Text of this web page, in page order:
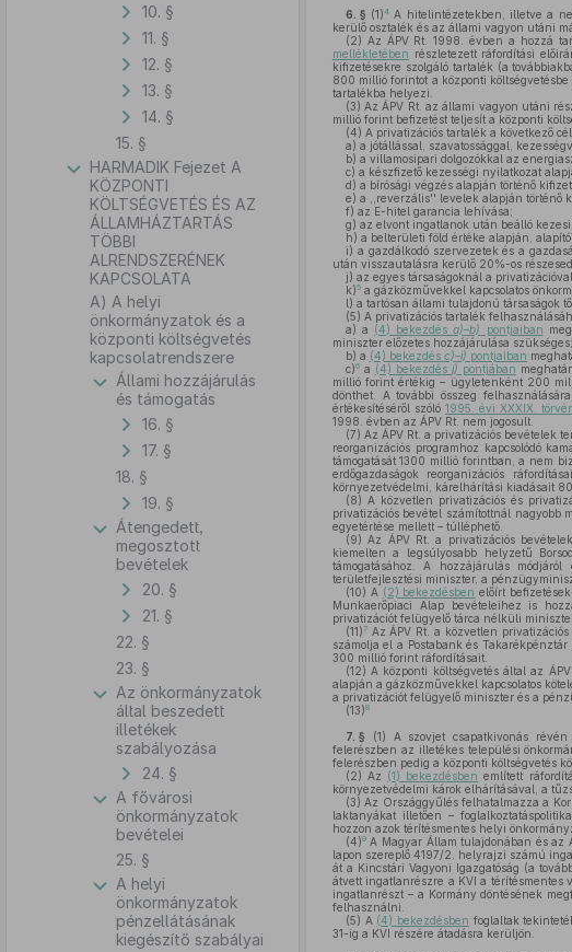
10. §
11. §
12. §
13. §
14. §
15. §
HARMADIK Fejezet A
KÖZPONTI
KÖLTSÉGVETÉS ÉS AZ
ÁLLAMHÁZTARTÁS
TÖBBI
ALRENDSZERÉNEK
KAPCSOLATA
A) A helyi
önkormányzatok és a
központi költségvetés
kapcsolatrendszere
Állami hozzájárulás
és támogatás
16. §
17. §
18. §
19. §
Átengedett,
megosztott
bevételek
20. §
21. §
22. §
23. §
Az önkormányzatok
által beszedett
illetékek
szabályozása
24. §
A fővárosi
önkormányzatok
bevételei
25. §
A helyi
önkormányzatok
pénzellátásának
kiegészítő szabályai
6. § (1)4 A hitelintézetekben, illetve a
kerülő osztalék és az állami vagyon utáni
(2) Az ÁPV Rt. 1998. évben a hozzá
mellékletében részletezett ráfordítási
kifizetésekre szolgáló tartalék (a
800 millió forintot a központi
tartalékba helyezi.
(3) Az ÁPV Rt. az állami vagyon utáni
millió forint befizetést teljesít a központi
(4) A privatizációs tartalék a következő
a) a jótállással, szavatossággal,
b) a villamosipari dolgozókkal az
c) a készfizető kezességi nyilatkozat
d) a bírósági végzés alapján történő
e) a ,,reverzális'' levelek alapján történő
f) az E-hitel garancia lehívása;
g) az elvont ingatlanok után beálló
h) a belterületi föld értéke alapján,
i) a gazdálkodó szervezetek és a
után visszautalásra kerülő 20%-os
j) az egyes társaságoknál a
k)5a gázközművekkel kapcsolatos
l) a tartósan állami tulajdonú társaságok
(5) A privatizációs tartalék
a) a (4) bekezdésa)–b) pontjaiban
miniszter előzetes hozzájárulása szükséges;
b) a (4) bekezdés c)–i) pontjaiban
c)6a (4) bekezdés j) pontjában
millió forint értékig – ügyletenként 200
dönthet. A további összeg
értékesítéséről szóló 1995. évi XXXIX.
1998. évben az ÁPV Rt. nem jogosult.
(7) Az ÁPV Rt. a privatizációs bevételek
reorganizációs programhoz kapcsolódó
támogatását 1300 millió forintban, a nem
erdőgazdaságok reorganizációs
környezetvédelmi, kárelhárítási kiadásait
(8) A közvetlen privatizációs és
privatizációs bevétel számítottnál
egyetértése mellett – túlléphető.
(9) Az ÁPV Rt. a privatizációs
kiemelten a legsúlyosabb helyzetű
támogatásához. A hozzájárulás
területfejlesztési miniszter, a
(10) A (2) bekezdésben előírt
Munkaerőpiaci Alap bevételeihez is
privatizációt felügyelő tárca nélküli
(11)7Az ÁPV Rt. a közvetlen privatizációs
számolja el a Postabank és
300 millió forint ráfordításait.
(12) A központi költségvetés által az
alapján a gázközművekkel kapcsolatos
a privatizációt felügyelő miniszter és a
(13)8
7. § (1) A szovjet csapatkivonás
felerészben az illetékes települési
felerészben pedig a központi költségvetés
(2) Az (1) bekezdésben említett
környezetvédelmi károk elhárításával, a
(3) Az Országgyűlés felhatalmazza a
laktanyákat illetően –
hozzon azok térítésmentes helyi
(4)9A Magyar Állam tulajdonában és az
lapon szereplő 4197/2. helyrajzi számú
át a Kincstári Vagyoni Igazgatóság (a
átvett ingatlanrészre a KVI a térítésmentes
ingatlanrészt – a Kormány döntésének
felhasználni.
(5) A (4) bekezdésben foglaltak
31-ig a KVI részére átadásra kerüljön.